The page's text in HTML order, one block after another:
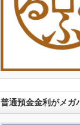
普通預金金利がメガ